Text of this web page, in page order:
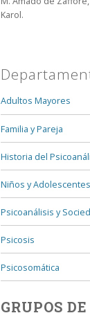
Karol.
Adultos Mayores
Familia y Pareja
Historia del
Niños y Adolescentes
Psicoanálisis y
Psicosis
Psicosomática
GRUPOS